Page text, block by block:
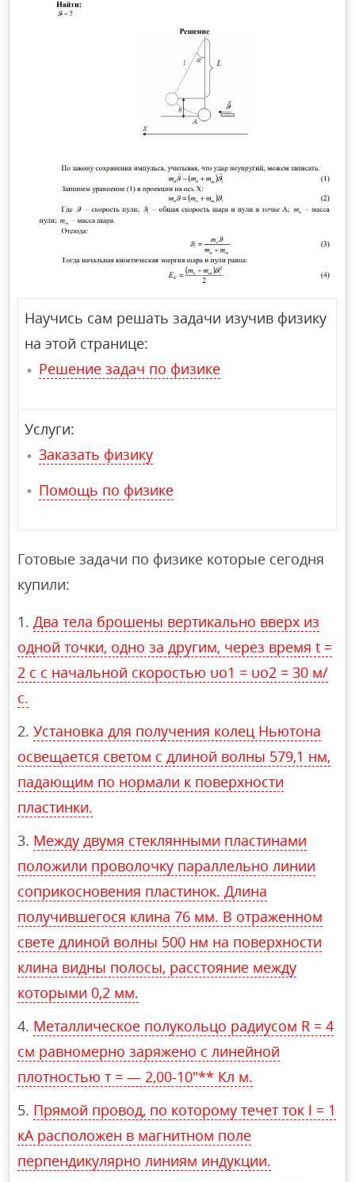
Научись сам решать задачи изучив физику
на этой странице:
Решение задач по физике
Услуги:
Заказать физику
Помощь по физике
Готовые задачи по физике которые сегодня
купили:
Два тела брошены вертикально вверх из
одной точки, одно за другим, через время t =
2 с с начальной скоростью υо1 = υо2 = 30 м/
с.
Установка для получения колец Ньютона
освещается светом с длиной волны 579,1 нм,
падающим по нормали к поверхности
пластинки.
Между двумя стеклянными пластинами
положили проволочку параллельно линии
соприкосновения пластинок. Длина
получившегося клина 76 мм. В отраженном
свете длиной волны 500 нм на поверхности
клина видны полосы, расстояние между
которыми 0,2 мм.
Металлическое полукольцо радиусом R = 4
см равномерно заряжено с линейной
плотностью т = — 2,00-10″** Кл м.
Прямой провод, по которому течет ток I = 1
кA расположен в магнитном поле
перпендикулярно линиям индукции.